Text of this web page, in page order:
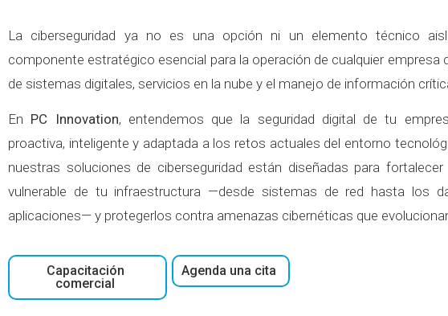
La ciberseguridad ya no es una opción ni un elemento técnico
componente estratégico esencial para la operación de cualquier empresa
de sistemas digitales, servicios en la nube y el manejo de información
En PC Innovation, entendemos que la seguridad digital de tu
proactiva, inteligente y adaptada a los retos actuales del entorno
nuestras soluciones de ciberseguridad están diseñadas para
vulnerable de tu infraestructura —desde sistemas de red hasta los
aplicaciones— y protegerlos contra amenazas cibernéticas que
Capacitación
comercial
Agenda una cita